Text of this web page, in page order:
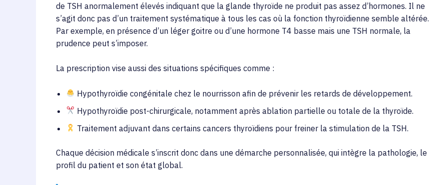
de TSH anormalement élevés indiquant que la glande thyroïde ne produit pas assez d’hormones. Il ne
s’agit donc pas d’un traitement systématique à tous les cas où la fonction thyroïdienne semble altérée.
Par exemple, en présence d’un léger goitre ou d’une hormone T4 basse mais une TSH normale, la
prudence peut s’imposer.
La prescription vise aussi des situations spécifiques comme :
Hypothyroïdie congénitale chez le nourrisson afin de prévenir les retards de développement.
Hypothyroïdie post-chirurgicale, notamment après ablation partielle ou totale de la thyroïde.
Traitement adjuvant dans certains cancers thyroïdiens pour freiner la stimulation de la TSH.
Chaque décision médicale s’inscrit donc dans une démarche personnalisée, qui intègre la pathologie, le
profil du patient et son état global.